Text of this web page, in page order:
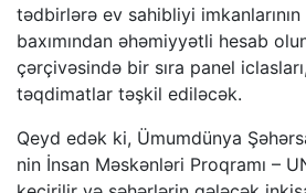
tədbirlərə ev sahibliyi
baxımından əhəmiyyətli hesab
çərçivəsində bir sıra panel
təqdimatlar təşkil ediləcək.
Qeyd edək ki, Ümumdünya
nin İnsan Məskənləri Proqramı –